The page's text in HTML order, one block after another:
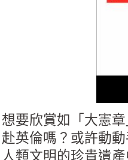
想要欣賞如「大憲
赴英倫嗎？或許動
人類文明的珍貴遺